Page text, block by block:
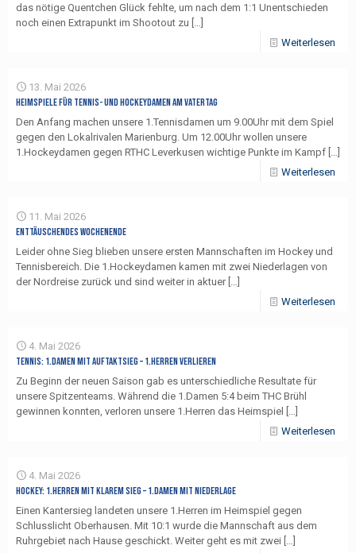
das nötige Quentchen Glück fehlte, um nach dem 1:1 Unentschieden
noch einen Extrapunkt im Shootout zu […]
Weiterlesen
13. Mai 2026
Heimspiele für Tennis- und Hockeydamen am Vatertag
Den Anfang machen unsere 1.Tennisdamen um 9.00Uhr mit dem Spiel
gegen den Lokalrivalen Marienburg. Um 12.00Uhr wollen unsere
1.Hockeydamen gegen RTHC Leverkusen wichtige Punkte im Kampf […]
Weiterlesen
11. Mai 2026
Enttäuschendes Wochenende
Leider ohne Sieg blieben unsere ersten Mannschaften im Hockey und
Tennisbereich. Die 1.Hockeydamen kamen mit zwei Niederlagen von
der Nordreise zurück und sind weiter in aktuer[…]
Weiterlesen
4. Mai 2026
Tennis: 1.Damen mit Auftaktsieg – 1.Herren verlieren
Zu Beginn der neuen Saison gab es unterschiedliche Resultate für
unsere Spitzenteams. Während die 1.Damen 5:4 beim THC Brühl
gewinnen konnten, verloren unsere 1.Herren das Heimspiel […]
Weiterlesen
4. Mai 2026
Hockey: 1.Herren mit klarem Sieg – 1.Damen mit Niederlage
Einen Kantersieg landeten unsere 1.Herren im Heimspiel gegen
Schlusslicht Oberhausen. Mit 10:1 wurde die Mannschaft aus dem
Ruhrgebiet nach Hause geschickt. Weiter geht es mit zwei […]